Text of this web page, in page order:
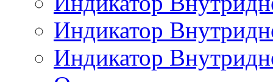
Индикатор
Индикатор